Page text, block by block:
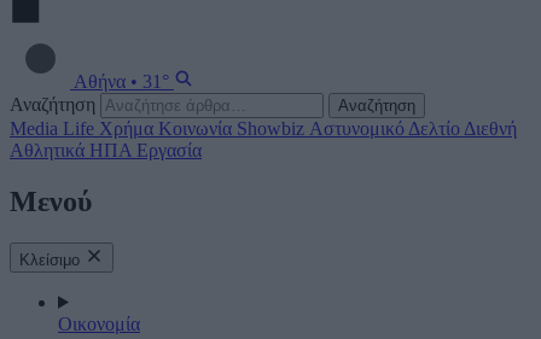
Αθήνα • 31°
Αναζήτηση
Αναζήτηση
Media Life Χρήμα Κοινωνία Showbiz Αστυνομικό Δελτίο Διεθνή
Αθλητικά ΗΠΑ Εργασία
Μενού
Κλείσιμο
Οικονομία